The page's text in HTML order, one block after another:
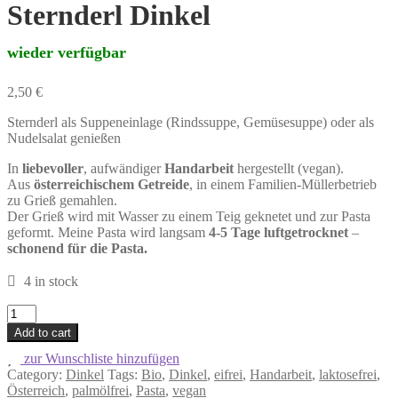
Sternderl Dinkel
wieder verfügbar
2,50 €
Sternderl als Suppeneinlage (Rindssuppe, Gemüsesuppe) oder als
Nudelsalat genießen
In liebevoller, aufwändigerHandarbeit hergestellt (vegan).
Aus österreichischem Getreide, in einem Familien-Müllerbetrieb
zu Grieß gemahlen.
Der Grieß wird mit Wasser zu einem Teig geknetet und zur Pasta
geformt. Meine Pasta wird langsam 4-5 Tage luftgetrocknet –
schonend für die Pasta.
4 in stock
Sternderl
Dinkel
wieder
verfügbar
quantity
Add to cart
zur Wunschliste hinzufügen
Category: Dinkel Tags: Bio, Dinkel, eifrei, Handarbeit, laktosefrei,
Österreich, palmölfrei, Pasta, vegan